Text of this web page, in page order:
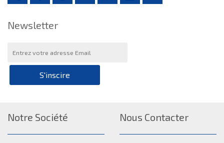
Newsletter
S'inscire
Notre Société Nous Contacter